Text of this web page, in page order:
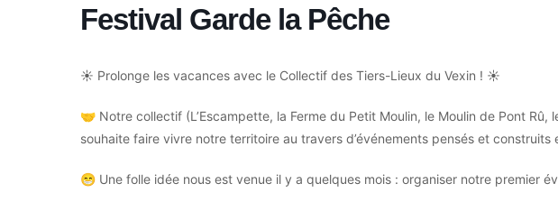
Festival Garde la Pêche
☀️ Prolonge les vacances avec le Collectif des Tiers-Lieux du Vexin ! ☀️
🤝 Notre collectif (L’Escampette, la Ferme du Petit Moulin, le Moulin de Pont Rû,
souhaite faire vivre notre territoire au travers d’événements pensés et construits
😁 Une folle idée nous est venue il y a quelques mois : organiser notre premier